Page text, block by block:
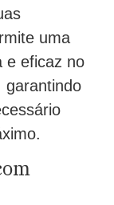
uma
e eficaz no
garantindo